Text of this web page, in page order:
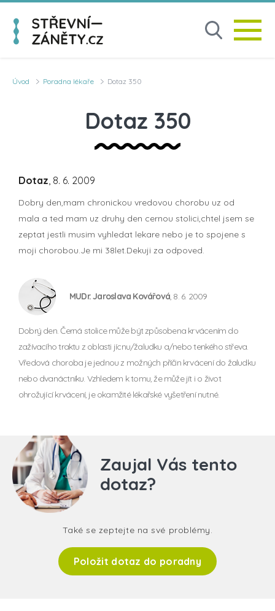
Úvod Poradna lékaře Dotaz 350
Dotaz 350
Dotaz, 8. 6. 2009
Dobry den,mam chronickou vredovou chorobu uz od
mala a ted mam uz druhy den cernou stolici,chtel jsem se
zeptat jestli musim vyhledat lekare nebo je to spojene s
moji chorobou.Je mi 38let.Dekuji za odpoved.
MUDr. Jaroslava Kovářová, 8. 6. 2009
Dobrý den. Černá stolice může být způsobena krvácením do
zažívacího traktu z oblasti jícnu/žaludku a/nebo tenkého střeva.
Vředová choroba je jednou z možných příčin krvácení do žaludku
nebo dvanáctníku. Vzhledem k tomu, že může jít i o život
ohrožující krvácení, je okamžité lékařské vyšetření nutné.
Zaujal Vás tento
dotaz?
Také se zeptejte na své problémy.
Položit dotaz do poradny